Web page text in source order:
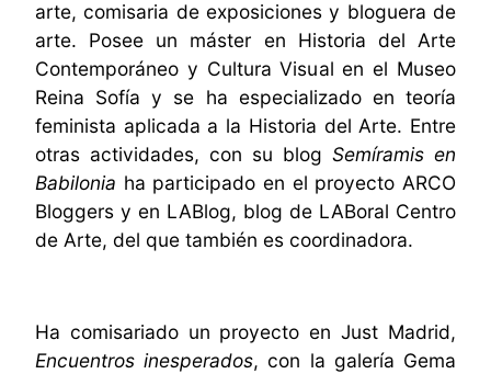
arte, comisaria de exposiciones y bloguera de
arte. Posee un máster en Historia del Arte
Contemporáneo y Cultura Visual en el Museo
Reina Sofía y se ha especializado en teoría
feminista aplicada a la Historia del Arte. Entre
otras actividades, con su blog Semíramis en
Babilonia ha participado en el proyecto ARCO
Bloggers y en LABlog, blog de LABoral Centro
de Arte, del que también es coordinadora.
Ha comisariado un proyecto en Just Madrid,
Encuentros inesperados, con la galería Gema